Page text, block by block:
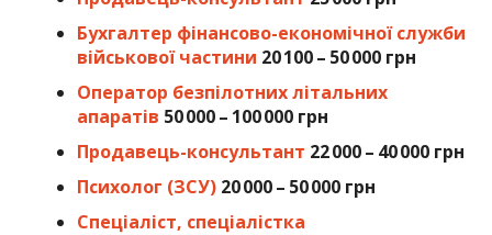
Бухгалтер фінансово-економічної служби
військової частини 20 100 – 50 000 грн
Оператор безпілотних літальних
апаратів 50 000 – 100 000 грн
Продавець-консультант 22 000 – 40 000 грн
Психолог (ЗСУ) 20 000 – 50 000 грн
Спеціаліст, спеціалістка